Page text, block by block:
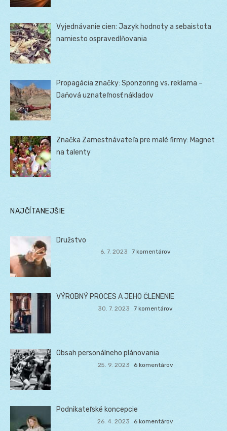
Vyjednávanie cien: Jazyk hodnoty a sebaistota
namiesto ospravedlňovania
Propagácia značky: Sponzoring vs. reklama –
Daňová uznateľnosť nákladov
Značka Zamestnávateľa pre malé firmy: Magnet
na talenty
NAJČÍTANEJŠIE
Družstvo
6. 7. 2023 7 komentárov
VÝROBNÝ PROCES A JEHO ČLENENIE
30. 7. 2023 7 komentárov
Obsah personálneho plánovania
25. 9. 2023 6 komentárov
Podnikateľské koncepcie
26. 4. 2023 6 komentárov